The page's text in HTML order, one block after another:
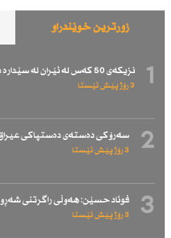
زۆرترین خوێندراو
1 نزیكەی 50 كەس لە ئێران لە سێدارە دراون
3 رۆژ پێش ئێستا
2 سەرۆكی دەستەی دەستپاكی
3 رۆژ پێش ئێستا
3 فوئاد حسێن: هەوڵی راگرتنی
3 رۆژ پێش ئێستا